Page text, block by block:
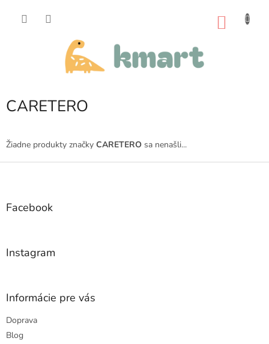
CARETERO
Žiadne produkty značky CARETERO sa nenašli...
Z
Facebook
Instagram
Informácie pre vás
Doprava
Blog